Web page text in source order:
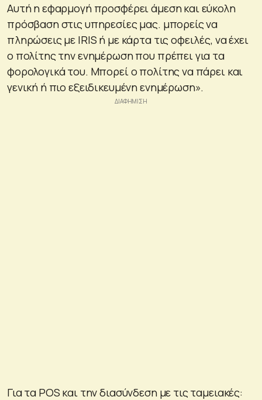
Αυτή η εφαρμογή προσφέρει άμεση και εύκολη
πρόσβαση στις υπηρεσίες μας. μπορείς να
πληρώσεις με IRIS ή με κάρτα τις οφειλές, να έχει
ο πολίτης την ενημέρωση που πρέπει για τα
φορολογικά του. Μπορεί ο πολίτης να πάρει και
γενική ή πιο εξειδικευμένη ενημέρωση».
Για τα POS και την διασύνδεση με τις ταμειακές: